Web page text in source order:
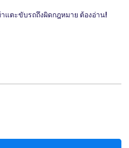
าแตะขับรถถึงผิดกฎหมาย ต้องอ่าน!